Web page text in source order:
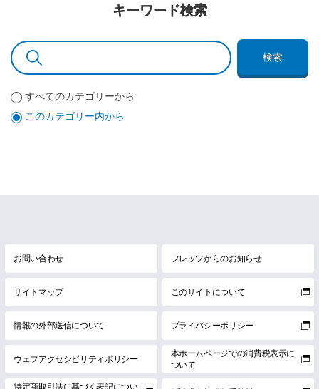
キーワード検索
検索
すべてのカテゴリーから
このカテゴリー内から
お問い合わせ フレッツからのお知らせ
サイトマップ このサイトについて
情報の外部送信について プライバシーポリシー
ウェブアクセシビリティポリシー
本ホームページでの消費税表示に
ついて